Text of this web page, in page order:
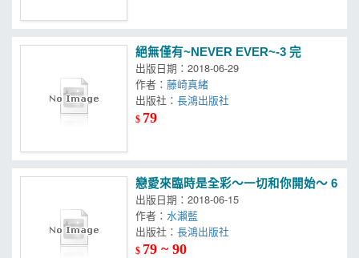
絕無僅有~NEVER EVER~-3 完
出版日期：2018-06-29
作者：藤崎真緒
出版社：
$ 79
戀愛來臨時是全彩～一切和你開始～ 6
出版日期：2018-06-15
作者：水瀨藍
出版社：
$ 79 ~ 90